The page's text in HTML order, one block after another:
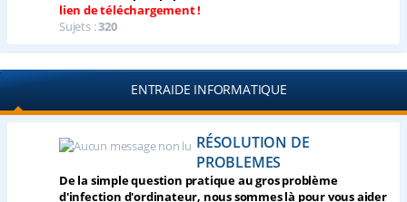
lien de téléchargement !
Sujets :320
ENTRAIDE INFORMATIQUE
RÉSOLUTION DE
PROBLEMES
De la simple question pratique au gros problème
d'infection d'ordinateur, nous sommes là pour vous aider